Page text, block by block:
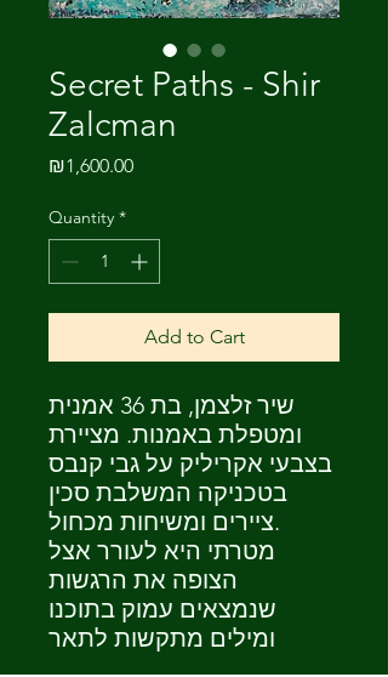
Secret Paths - Shir
Zalcman
₪1,600.00Price
Quantity *
Add to Cart
שיר זלצמן, בת 36 אמנית
ומטפלת באמנות. מציירת
בצבעי אקריליק על גבי קנבס
בטכניקה המשלבת סכין
ציירים ומשיחות מכחול.
מטרתי היא לעורר אצל
הצופה את הרגשות
שנמצאים עמוק בתוכנו
ומילים מתקשות לתאר